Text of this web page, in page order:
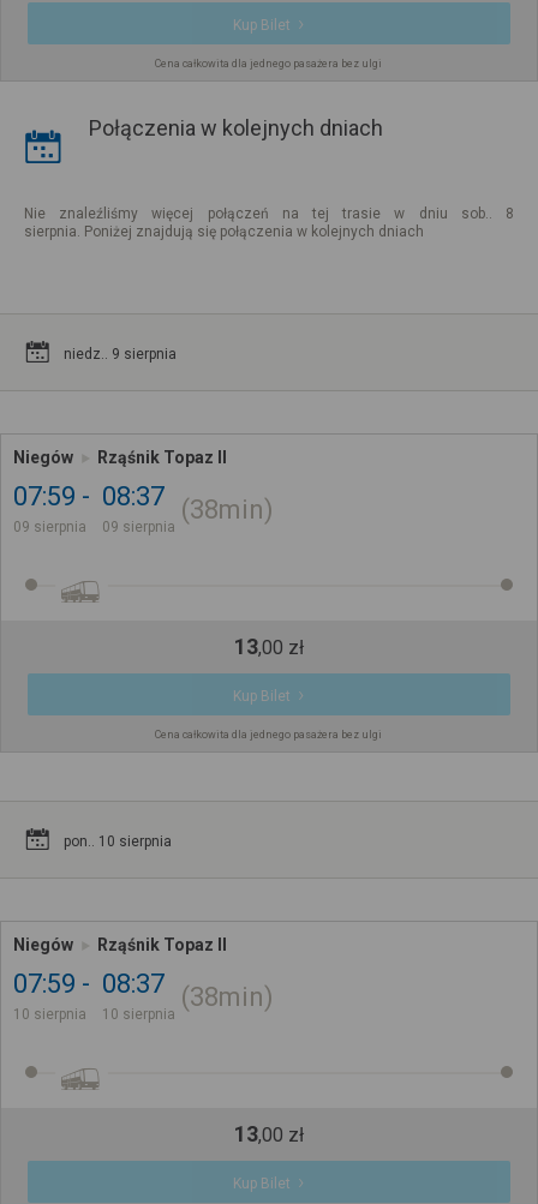
Kup Bilet
Cena całkowita dla jednego pasażera bez ulgi
Połączenia w kolejnych dniach
Nie znaleźliśmy więcej połączeń na tej trasie w dniu sob.. 8
sierpnia. Poniżej znajdują się połączenia w kolejnych dniach
niedz.. 9 sierpnia
Niegów Rząśnik Topaz II
07:59
09 sierpnia
08:37
09 sierpnia
38min
13,00 zł
Kup Bilet
Cena całkowita dla jednego pasażera bez ulgi
pon.. 10 sierpnia
Niegów Rząśnik Topaz II
07:59
10 sierpnia
08:37
10 sierpnia
38min
13,00 zł
Kup Bilet